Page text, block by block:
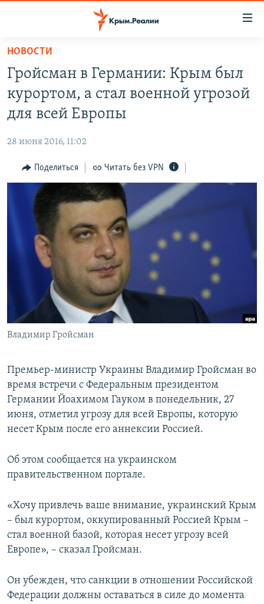
Вернуться
основному
содержанию
Вернутся
главной
Вернутся
СПЕЦПРОЕКТЫ
11 ЛЕТ ОККУПАЦИИ КРЫМА. 11 ИСТОРИЙ СОПРОТИВЛЕНИЯ
ВОДА
ЕЩЕ
ИНТЕРАКТИВ
ИНФОГРАФИКА
ТЕЛЕПРОЕКТ КРЫМ.РЕАЛИИ
СОВЕТЫ ПРАВОЗАЩИТНИКОВ
ПРОПАВШИЕ БЕЗ ВЕСТИ
ПОБЕДИТЕЛЕЙ НЕ СУДЯТ?
КРЫМ.НЕПОКОРЕННЫЙ
ELIFBE
УКРАИНСКАЯ ПРОБЛЕМА КРЫМА
РАДІО СВОБОДА
КАК ОБОЙТИ БЛОКИРОВКУ
Українською
Qırımtatar
ПРИСОЕДИНЯЙТЕСЬ!
НОВОСТИ
Гройсман в Германии: Крым был
курортом, а стал военной угрозой
для всей Европы
28 июня 2016, 11:02
Поделиться Читать без VPN
Владимир Гройсман
Премьер-министр Украины Владимир Гройсман во
время встречи с Федеральным президентом
Германии Йоахимом Гауком в понедельник, 27
июня, отметил угрозу для всей Европы, которую
несет Крым после его аннексии Россией.
Об этом сообщается на украинском
правительственном портале.
«Хочу привлечь ваше внимание, украинский Крым
– был курортом, оккупированный Россией Крым –
стал военной базой, которая несет угрозу всей
Европе», – сказал Гройсман.
Он убежден, что санкции в отношении Российской
Федерации должны оставаться в силе до момента